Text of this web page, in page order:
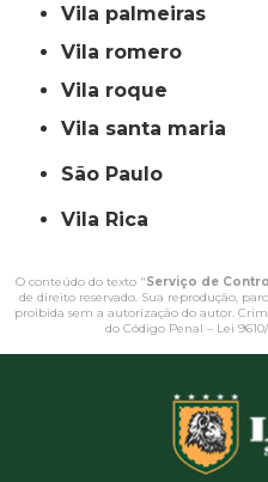
vila palmeiras
vila romero
vila roque
vila santa maria
São Paulo
Vila Rica
O conteúdo do texto "Serviço de
de direito reservado. Sua reprodução,
proibida sem a autorização do autor.
do Código Penal – Lei